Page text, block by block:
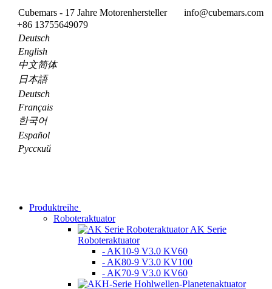
Cubemars - 17 Jahre Motorenhersteller
info@cubemars.com
+86 13755649079
Deutsch
English
中文简体
日本語
Deutsch
Français
한국어
Español
Pусский
Produktreihe
Roboteraktuator
AK Serie
Roboteraktuator
- AK10-9 V3.0 KV60
- AK80-9 V3.0 KV100
- AK70-9 V3.0 KV60